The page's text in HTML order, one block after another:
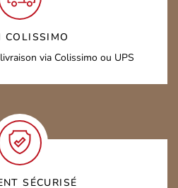
COLISSIMO
livraison via Colissimo ou UPS
SÉCURISÉ